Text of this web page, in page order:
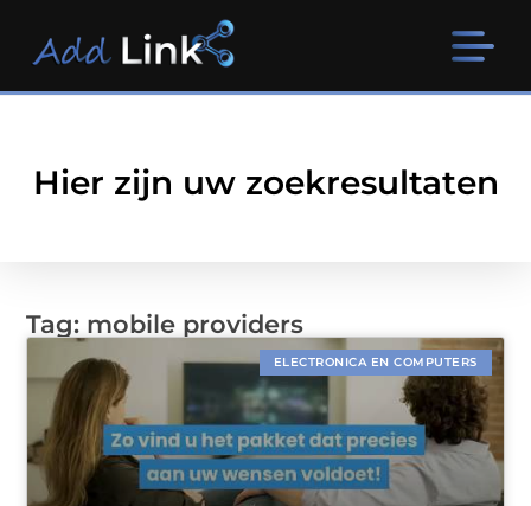
Hier zijn uw zoekresultaten
Tag: mobile providers
ELECTRONICA EN COMPUTERS